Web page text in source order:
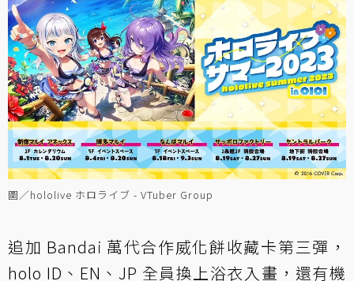
圖／hololive ホロライブ - VTuber Group
追加 Bandai 萬代合作威化餅收藏卡第三彈，
holo ID、EN、JP 全員換上浴衣入畫，還有機